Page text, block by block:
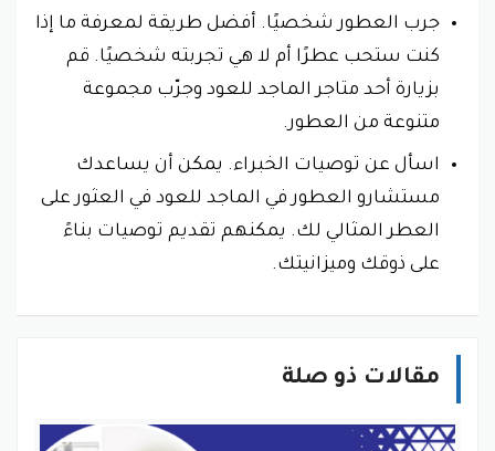
جرب العطور شخصيًا. أفضل طريقة لمعرفة ما إذا
كنت ستحب عطرًا أم لا هي تجربته شخصيًا. قم
بزيارة أحد متاجر الماجد للعود وجرّب مجموعة
متنوعة من العطور.
اسأل عن توصيات الخبراء. يمكن أن يساعدك
مستشارو العطور في الماجد للعود في العثور على
العطر المثالي لك. يمكنهم تقديم توصيات بناءً
على ذوقك وميزانيتك.
مقالات ذو صلة